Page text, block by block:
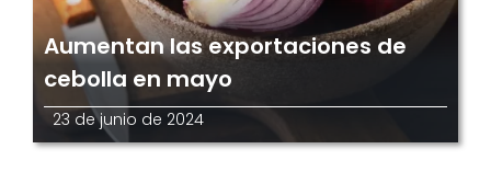
Aumentan las exportaciones de
cebolla en mayo
23 de junio de 2024